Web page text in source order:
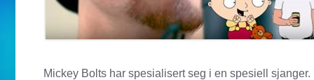
Mickey Bolts har spesialisert seg i en spesiell